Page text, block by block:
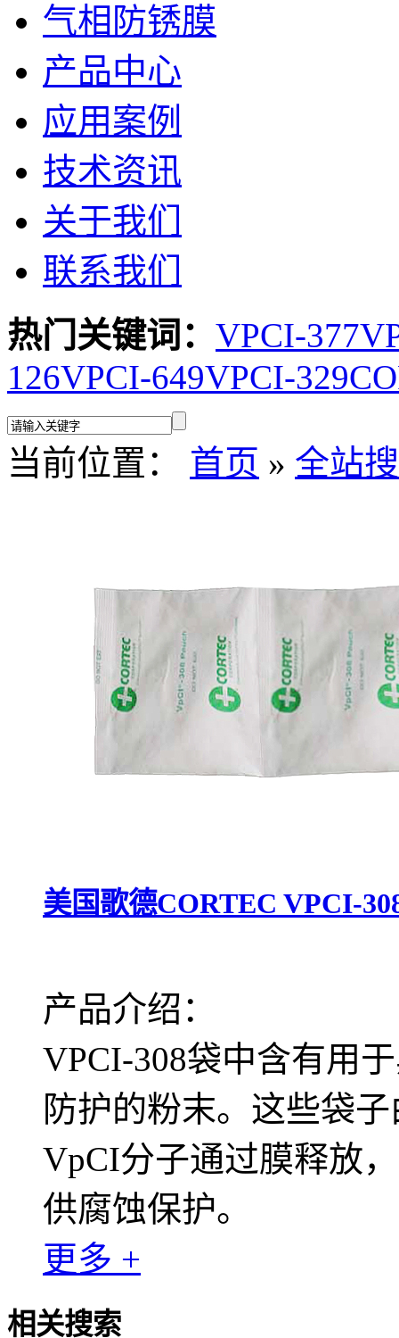
气相防锈膜
产品中心
应用案例
技术资讯
关于我们
联系我们
热门关键词： VPCI-377
126VPCI-649VPCI-329
当前位置： 首页 » 全站
美国歌德CORTEC VPCI-
产品介绍：
VPCI-308袋中含有用
防护的粉末。这些袋
VpCI分子通过膜释放
供腐蚀保护。
更多 +
相关搜索